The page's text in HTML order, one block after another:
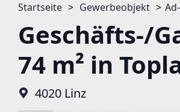
Startseite Gewerbeobjekt
Geschäfts-/
74 m² in
4020 Linz